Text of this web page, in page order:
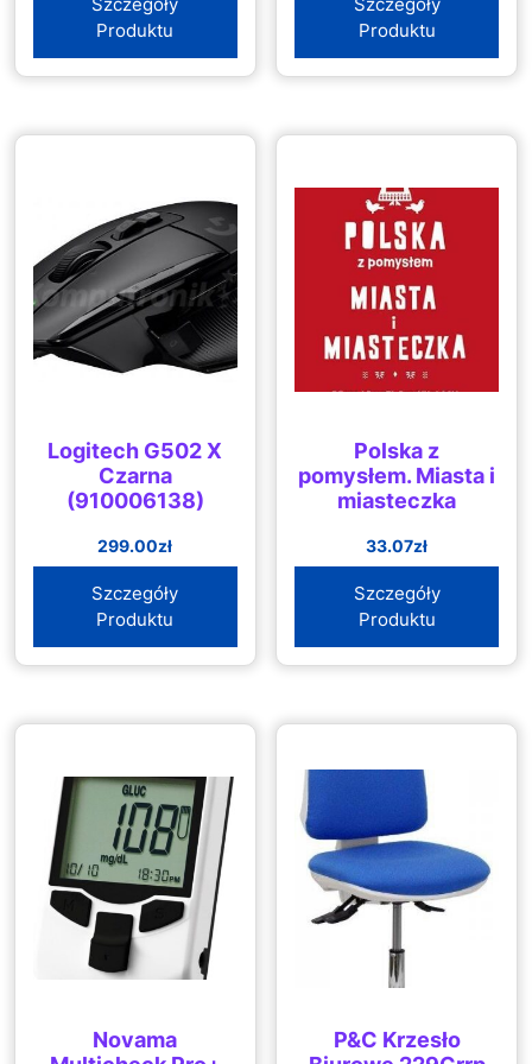
Produktu
Produktu
Logitech G502 X
Czarna
(910006138)
299.00zł
Szczegóły
Produktu
Polska z
pomysłem. Miasta i
miasteczka
33.07zł
Szczegóły
Produktu
Novama
P&C Krzesło